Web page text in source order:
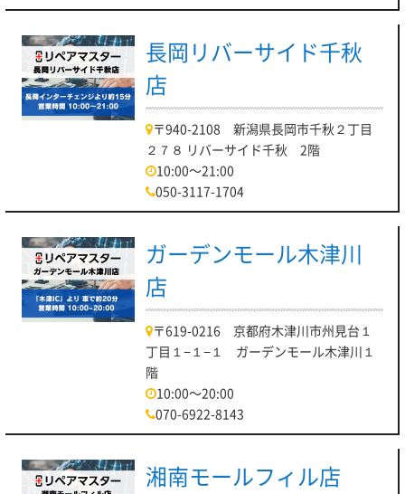
長岡リバーサイド千秋
店
〒940-2108 新潟県長岡市千秋２丁目
２７８ リバーサイド千秋 2階
10:00～21:00
050-3117-1704
ガーデンモール木津川
店
〒619-0216 京都府木津川市州見台１
丁目１−１−１ ガーデンモール木津川１
階
10:00～20:00
070-6922-8143
湘南モールフィル店